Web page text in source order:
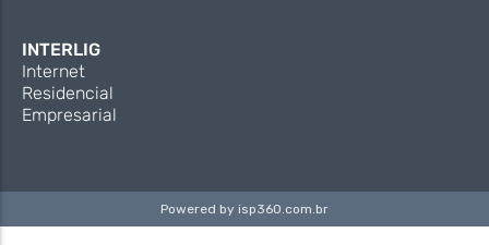
INTERLIG
Internet
Residencial
Empresarial
Powered by isp360.com.br